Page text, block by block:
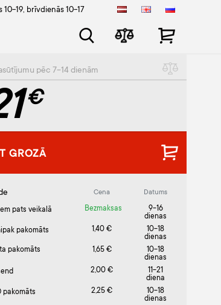
10-19, brīvdienās 10-17
pēc 7-14 dienām
€
GROZĀ
Cena Datums
pats veikalā Bezmaksas
9-16
dienas
pakomāts
1,40 €
10-18
dienas
pakomāts
1,65 €
10-18
dienas
2,00 €
11-21
diena
pakomāts
2,25 €
10-18
dienas